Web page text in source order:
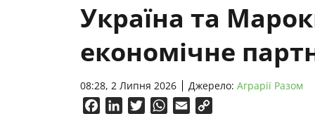
Україна та
економічне
08:28, 2 Липня 2026 Джерело: Аграрії Разом
FacebookLinkedInTwitterWhatsApp
Email